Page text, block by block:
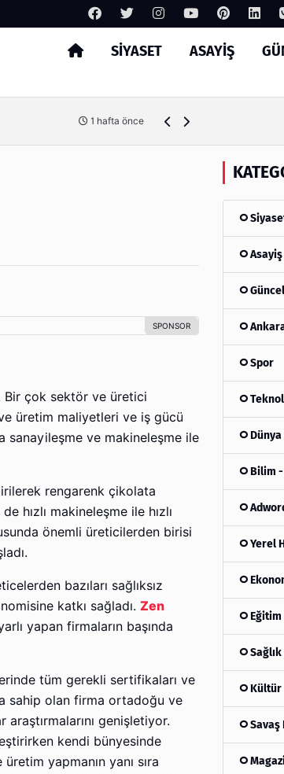
SIYASET ASAYIŞ
1 hafta önce Ambalaj Süreçlerinde
Bir çok sektör ve üretici
üretim maliyetleri ve iş gücü
sanayileşme ve makineleşme ile
rengarenk çikolata
hızlı makineleşme ile hızlı
önemli üreticilerden birisi
bazıları sağlıksız
katkı sağladı. Zen
yapan firmaların başında
tüm gerekli sertifikaları ve
sahip olan firma ortadoğu ve
genişletiyor.
kendi bünyesinde
yapmanın yanı sıra
Asayiş
Güncel
Spor
Dünya
Bilim
Yerel
Eğitim
Sağlık
Kültür